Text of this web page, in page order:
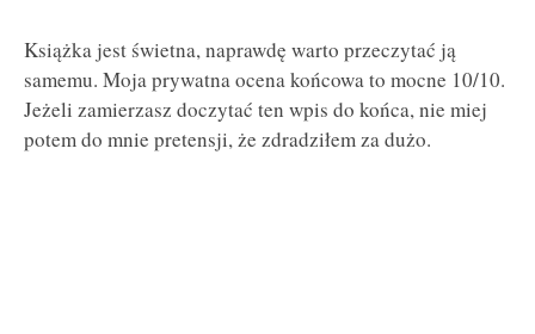
Książka jest świetna, naprawdę warto przeczytać ją
samemu. Moja prywatna ocena końcowa to mocne 10/10.
Jeżeli zamierzasz doczytać ten wpis do końca, nie miej
potem do mnie pretensji, że zdradziłem za dużo.